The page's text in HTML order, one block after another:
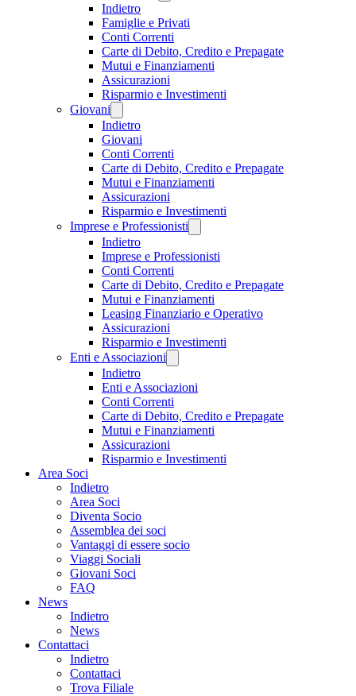
Indietro
Famiglie e Privati
Conti Correnti
Carte di Debito, Credito e Prepagate
Mutui e Finanziamenti
Assicurazioni
Risparmio e Investimenti
Giovani
Indietro
Giovani
Conti Correnti
Carte di Debito, Credito e Prepagate
Mutui e Finanziamenti
Assicurazioni
Risparmio e Investimenti
Imprese e Professionisti
Indietro
Imprese e Professionisti
Conti Correnti
Carte di Debito, Credito e Prepagate
Mutui e Finanziamenti
Leasing Finanziario e Operativo
Assicurazioni
Risparmio e Investimenti
Enti e Associazioni
Indietro
Enti e Associazioni
Conti Correnti
Carte di Debito, Credito e Prepagate
Mutui e Finanziamenti
Assicurazioni
Risparmio e Investimenti
Area Soci
Indietro
Area Soci
Diventa Socio
Assemblea dei soci
Vantaggi di essere socio
Viaggi Sociali
Giovani Soci
FAQ
News
Indietro
News
Contattaci
Indietro
Contattaci
Trova Filiale